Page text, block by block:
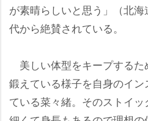
が素晴らしいと思う」（北
代から絶賛されている。
美しい体型をキープするた
鍛えている様子を自身のイ
ている菜々緒。そのストイ